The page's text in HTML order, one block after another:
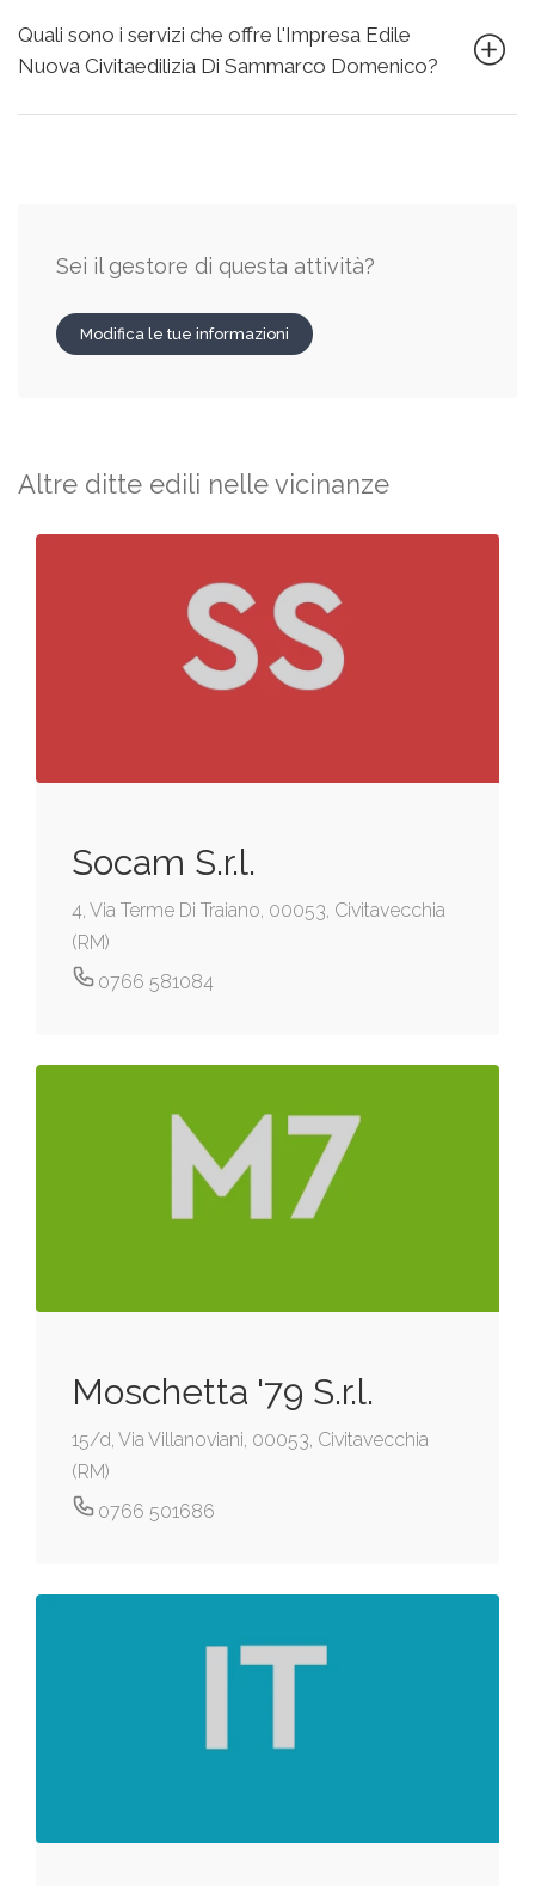
Quali sono i servizi che offre l'Impresa Edile
Nuova Civitaedilizia Di Sammarco Domenico?
Sei il gestore di questa attività?
Modifica le tue informazioni
Altre ditte edili nelle vicinanze
Socam S.r.l.
4, Via Terme Di Traiano, 00053, Civitavecchia
(RM)
0766 581084
Moschetta '79 S.r.l.
15/d, Via Villanoviani, 00053, Civitavecchia
(RM)
0766 501686